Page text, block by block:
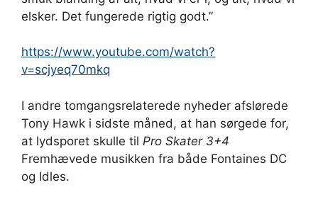
elsker. Det fungerede rigtig godt.”
https://www.youtube.com/watch?
v=scjyeq70mkq
I andre tomgangsrelaterede nyheder afslørede
Tony Hawk i sidste måned, at han sørgede for,
at lydsporet skulle til Pro Skater 3+4
Fremhævede musikken fra både Fontaines DC
og Idles.